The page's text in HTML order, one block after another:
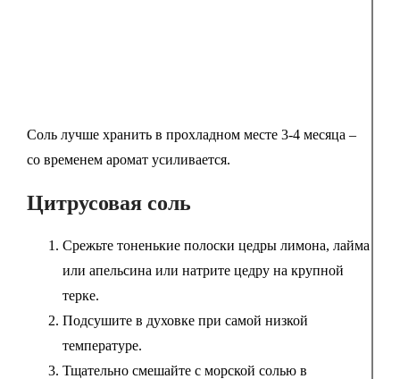
Соль лучше хранить в прохладном месте 3-4 месяца –
со временем аромат усиливается.
Цитрусовая соль
Срежьте тоненькие полоски цедры лимона, лайма
или апельсина или натрите цедру на крупной
терке.
Подсушите в духовке при самой низкой
температуре.
Тщательно смешайте с морской солью в